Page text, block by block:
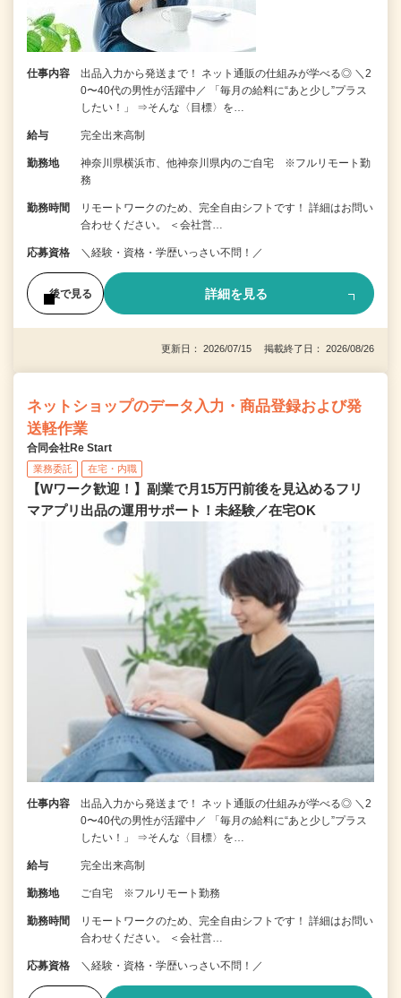
仕事内容
出品入力から発送まで！ ネット通販の仕組みが学べる◎ ＼2
0〜40代の男性が活躍中／ 「毎月の給料に“あと少し”プラス
したい！」 ⇒そんな〈目標〉を…
給与 完全出来高制
勤務地
神奈川県横浜市、他神奈川県内のご自宅 ※フルリモート勤
務
勤務時間
リモートワークのため、完全自由シフトです！ 詳細はお問い
合わせください。 ＜会社営…
応募資格 ＼経験・資格・学歴いっさい不問！／
後で見る 詳細を見る
更新日： 2026/07/15 掲載終了日： 2026/08/26
ネットショップのデータ入力・商品登録および発
送軽作業
合同会社Re Start
業務委託 在宅・内職
【Wワーク歓迎！】副業で月15万円前後を見込めるフリ
マアプリ出品の運用サポート！未経験／在宅OK
仕事内容
出品入力から発送まで！ ネット通販の仕組みが学べる◎ ＼2
0〜40代の男性が活躍中／ 「毎月の給料に“あと少し”プラス
したい！」 ⇒そんな〈目標〉を…
給与 完全出来高制
勤務地 ご自宅 ※フルリモート勤務
勤務時間
リモートワークのため、完全自由シフトです！ 詳細はお問い
合わせください。 ＜会社営…
応募資格 ＼経験・資格・学歴いっさい不問！／